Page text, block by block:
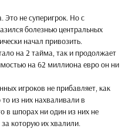
Это не суперигрок. Но с
болезнью центральных
начал привозить.
на 2 тайма, так и продолжает
на 62 миллиона евро он ни
игроков не прибавляет, как
из них нахваливали в
в шпорах ни один из них не
которую их хвалили.